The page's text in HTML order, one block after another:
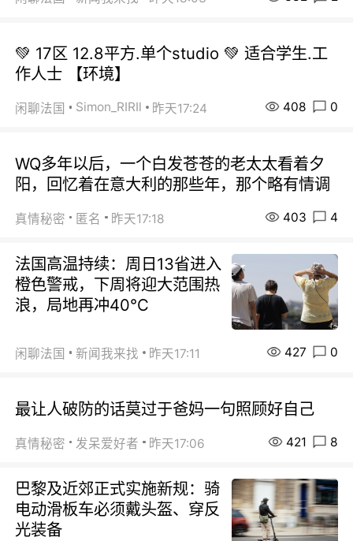
💚 17区 12.8平方.单个studio 💚 适合学生.工
作人士 【环境】
闲聊法国 Simon_RIRIl 昨天17:24 408 0
WQ多年以后，一个白发苍苍的老太太看着夕
阳，回忆着在意大利的那些年，那个略有情调
真情秘密 匿名 昨天17:18 403 4
法国高温持续：周日13省进入
橙色警戒，下周将迎大范围热
浪，局地再冲40℃
闲聊法国 新闻我来找 昨天17:11 427 0
最让人破防的话莫过于爸妈一句照顾好自己
真情秘密 发呆爱好者 昨天17:06 421 8
巴黎及近郊正式实施新规：骑
电动滑板车必须戴头盔、穿反
光装备